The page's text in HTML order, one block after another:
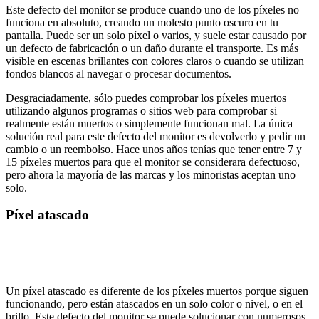
Este defecto del monitor se produce cuando uno de los píxeles no
funciona en absoluto, creando un molesto punto oscuro en tu
pantalla. Puede ser un solo píxel o varios, y suele estar causado por
un defecto de fabricación o un daño durante el transporte. Es más
visible en escenas brillantes con colores claros o cuando se utilizan
fondos blancos al navegar o procesar documentos.
Desgraciadamente, sólo puedes comprobar los píxeles muertos
utilizando algunos programas o sitios web para comprobar si
realmente están muertos o simplemente funcionan mal. La única
solución real para este defecto del monitor es devolverlo y pedir un
cambio o un reembolso. Hace unos años tenías que tener entre 7 y
15 píxeles muertos para que el monitor se considerara defectuoso,
pero ahora la mayoría de las marcas y los minoristas aceptan uno
solo.
Píxel atascado
Un píxel atascado es diferente de los píxeles muertos porque siguen
funcionando, pero están atascados en un solo color o nivel, o en el
brillo. Este defecto del monitor se puede solucionar con numerosos